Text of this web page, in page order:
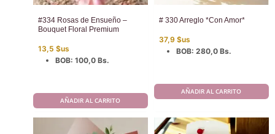
#334 Rosas de Ensueño –
Bouquet Floral Premium
13,5 $us
BOB: 100,0 Bs.
AÑADIR AL CARRITO
# 330 Arreglo *Con Amor*
37,9 $us
BOB: 280,0 Bs.
AÑADIR AL CARRITO